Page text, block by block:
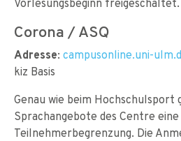
Vorlesungsbeginn freigeschaltet.
Corona / ASQ
Adresse: campusonline.uni-
kiz Basis
Genau wie beim Hochschulsport
Sprachangebote des Centre eine
Teilnehmerbegrenzung. Die